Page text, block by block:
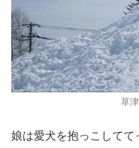
草
娘は愛犬を抱っこして